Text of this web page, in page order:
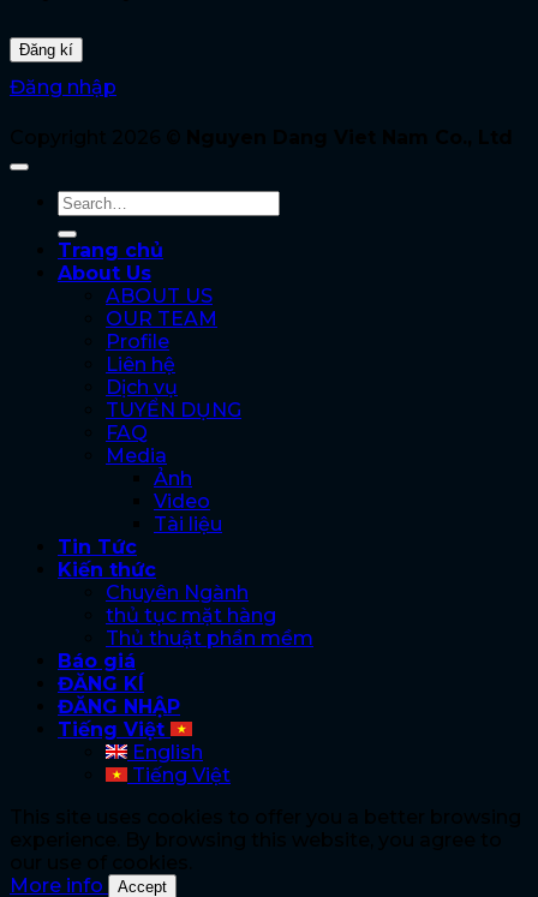
Đăng nhập
Trang chủ
About Us
ABOUT US
OUR TEAM
Profile
Liên hệ
Dịch vụ
TUYỂN DỤNG
FAQ
Media
Ảnh
Video
Tài liệu
Tin Tức
Kiến thức
Chuyên Ngành
thủ tục mặt hàng
Thủ thuật phần mềm
Báo giá
ĐĂNG KÍ
ĐĂNG NHẬP
Tiếng Việt
English
Tiếng Việt
More info
Accept